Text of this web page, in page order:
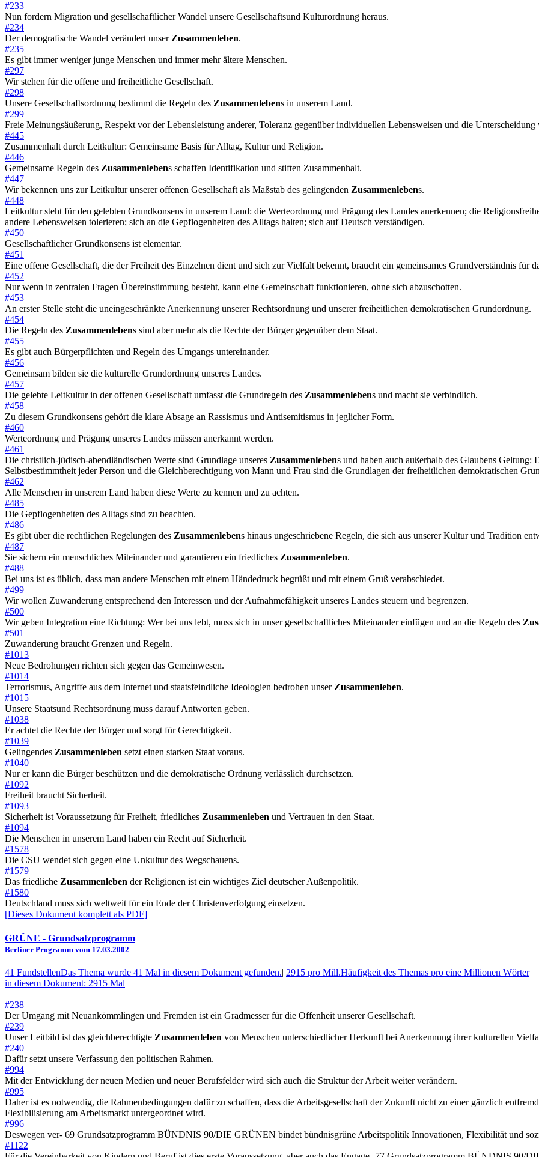
#233
Nun fordern Migration und gesellschaftlicher Wandel unsere Gesellschaftsund Kulturordnung heraus.
#234
Der demografische Wandel verändert unser Zusammenleben.
#235
Es gibt immer weniger junge Menschen und immer mehr ältere Menschen.
#297
Wir stehen für die offene und freiheitliche Gesellschaft.
#298
Unsere Gesellschaftsordnung bestimmt die Regeln des Zusammenlebens in unserem Land.
#299
Freie Meinungsäußerung, Respekt vor der Lebensleistung anderer, Toleranz gegenüber individuellen Lebensweisen und die
#445
Zusammenhalt durch Leitkultur: Gemeinsame Basis für Alltag, Kultur und Religion.
#446
Gemeinsame Regeln des Zusammenlebens schaffen Identifikation und stiften Zusammenhalt.
#447
Wir bekennen uns zur Leitkultur unserer offenen Gesellschaft als Maßstab des gelingenden Zusammenlebens.
#448
Leitkultur steht für den gelebten Grundkonsens in unserem Land: die Werteordnung und Prägung des Landes anerkennen; die
andere Lebensweisen tolerieren; sich an die Gepflogenheiten des Alltags halten; sich auf Deutsch verständigen.
#450
Gesellschaftlicher Grundkonsens ist elementar.
#451
Eine offene Gesellschaft, die der Freiheit des Einzelnen dient und sich zur Vielfalt bekennt, braucht ein gemeinsames Grundverständnis für
#452
Nur wenn in zentralen Fragen Übereinstimmung besteht, kann eine Gemeinschaft funktionieren, ohne sich abzuschotten.
#453
An erster Stelle steht die uneingeschränkte Anerkennung unserer Rechtsordnung und unserer freiheitlichen demokratischen Grundordnung.
#454
Die Regeln des Zusammenlebens sind aber mehr als die Rechte der Bürger gegenüber dem Staat.
#455
Es gibt auch Bürgerpflichten und Regeln des Umgangs untereinander.
#456
Gemeinsam bilden sie die kulturelle Grundordnung unseres Landes.
#457
Die gelebte Leitkultur in der offenen Gesellschaft umfasst die Grundregeln des Zusammenlebens und macht sie verbindlich.
#458
Zu diesem Grundkonsens gehört die klare Absage an Rassismus und Antisemitismus in jeglicher Form.
#460
Werteordnung und Prägung unseres Landes müssen anerkannt werden.
#461
Die christlich-jüdisch-abendländischen Werte sind Grundlage unseres Zusammenlebens und haben auch außerhalb des Glaubens
Selbstbestimmtheit jeder Person und die Gleichberechtigung von Mann und Frau sind die Grundlagen der freiheitlichen demokratischen
#462
Alle Menschen in unserem Land haben diese Werte zu kennen und zu achten.
#485
Die Gepflogenheiten des Alltags sind zu beachten.
#486
Es gibt über die rechtlichen Regelungen des Zusammenlebens hinaus ungeschriebene Regeln, die sich aus unserer Kultur und Tradition
#487
Sie sichern ein menschliches Miteinander und garantieren ein friedliches Zusammenleben.
#488
Bei uns ist es üblich, dass man andere Menschen mit einem Händedruck begrüßt und mit einem Gruß verabschiedet.
#499
Wir wollen Zuwanderung entsprechend den Interessen und der Aufnahmefähigkeit unseres Landes steuern und begrenzen.
#500
Wir geben Integration eine Richtung: Wer bei uns lebt, muss sich in unser gesellschaftliches Miteinander einfügen und an die Regeln des
#501
Zuwanderung braucht Grenzen und Regeln.
#1013
Neue Bedrohungen richten sich gegen das Gemeinwesen.
#1014
Terrorismus, Angriffe aus dem Internet und staatsfeindliche Ideologien bedrohen unser Zusammenleben.
#1015
Unsere Staatsund Rechtsordnung muss darauf Antworten geben.
#1038
Er achtet die Rechte der Bürger und sorgt für Gerechtigkeit.
#1039
Gelingendes Zusammenleben setzt einen starken Staat voraus.
#1040
Nur er kann die Bürger beschützen und die demokratische Ordnung verlässlich durchsetzen.
#1092
Freiheit braucht Sicherheit.
#1093
Sicherheit ist Voraussetzung für Freiheit, friedliches Zusammenleben und Vertrauen in den Staat.
#1094
Die Menschen in unserem Land haben ein Recht auf Sicherheit.
#1578
Die CSU wendet sich gegen eine Unkultur des Wegschauens.
#1579
Das friedliche Zusammenleben der Religionen ist ein wichtiges Ziel deutscher Außenpolitik.
#1580
Deutschland muss sich weltweit für ein Ende der Christenverfolgung einsetzen.
[Dieses Dokument komplett als PDF]
GRÜNE - Grundsatzprogramm
Berliner Programm vom 17.03.2002
41 FundstellenDas Thema wurde 41 Mal in diesem Dokument gefunden.| 2915 pro Mill.Häufigkeit des Themas pro eine Millionen Wörter
in diesem Dokument: 2915 Mal
#238
Der Umgang mit Neuankömmlingen und Fremden ist ein Gradmesser für die Offenheit unserer Gesellschaft.
#239
Unser Leitbild ist das gleichberechtigte Zusammenleben von Menschen unterschiedlicher Herkunft bei Anerkennung ihrer kulturellen
#240
Dafür setzt unsere Verfassung den politischen Rahmen.
#994
Mit der Entwicklung der neuen Medien und neuer Berufsfelder wird sich auch die Struktur der Arbeit weiter verändern.
#995
Daher ist es notwendig, die Rahmenbedingungen dafür zu schaffen, dass die Arbeitsgesellschaft der Zukunft nicht zu einer gänzlich
Flexibilisierung am Arbeitsmarkt untergeordnet wird.
#996
Deswegen ver- 69 Grundsatzprogramm BÜNDNIS 90/DIE GRÜNEN bindet bündnisgrüne Arbeitspolitik Innovationen, Flexibilität und
#1122